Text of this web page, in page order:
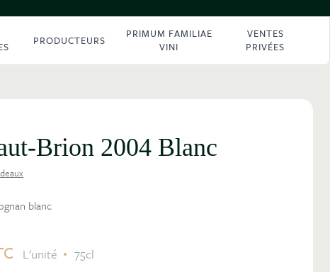
PRODUCTEURS
PRIMUM FAMILIAE
VINI
VENTES
PRIVÉES
Brion 2004 Blanc
blanc
L'unité 75cl